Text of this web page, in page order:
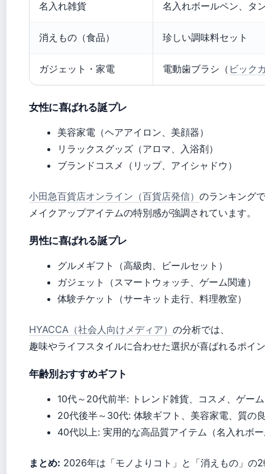
名入れ雑貨 名入れボールペン、タ
消えもの（食品） 珍しい調味料セット
ガジェット・家電 電動歯ブラシ（ ビック
女性に喜ばれる誕プレ
美容家電（ヘアアイロン、美顔器）
リラックスグッズ（アロマ、入浴剤）
ブランドコスメ（リップ、アイシャドウ）
小田急百貨店オンライン（百貨店発信） のランキング
メイクアップアイテムの特別感が強調されています。
男性に喜ばれる誕プレ
グルメギフト（高級肉、ビールセット）
ガジェット（スマートウォッチ、ゲーム関連）
体験チケット（サーキット走行、料理教室）
HYACCA（社会人向けメディア） の分析では、
趣味やライフスタイルに合わせた選択が喜ばれるポイ
年齢別おすすめギフト
10代～20代前半: トレンド雑貨、コスメ、ゲーム
20代後半～30代: 体験ギフト、美容家電、質の
40代以上: 実用的な高品質アイテム（名入れボ
まとめ: 2026年は「モノよりコト」と「消えもの」の